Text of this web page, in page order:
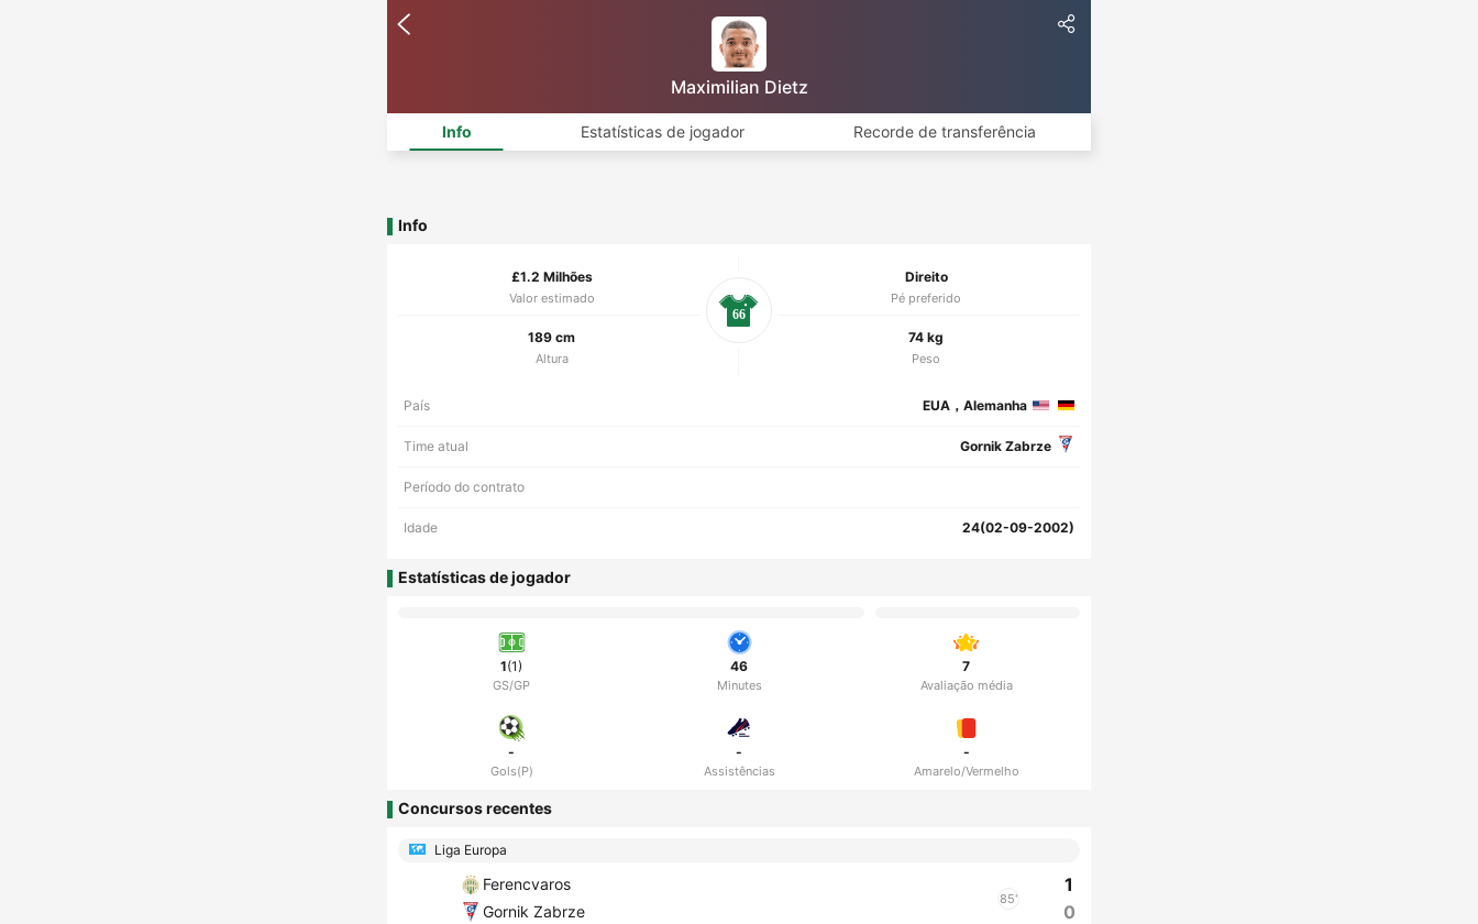
Maximilian Dietz
Info Estatísticas de jogador Recorde de transferência
Info
£1.2 Milhões
Valor estimado
Direito
Pé preferido
189 cm
Altura
74 kg
Peso
66
País EUA，Alemanha
Time atual Gornik Zabrze
Período do contrato
Idade 24(02-09-2002)
Estatísticas de jogador
1(1)
GS/GP
46
Minutes
7
Avaliação média
-
Gols(P)
-
Assistências
-
Amarelo/Vermelho
Concursos recentes
Liga Europa
Ferencvaros
Gornik Zabrze
85'
1
0